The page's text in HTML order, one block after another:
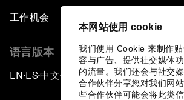
本网站使用 cookie
我们使用 Cookie 来制作
容与广告、提供社交媒体
的流量。我们还会与社交
合作伙伴分享您对我们网
些合作伙伴可能会将此类
工作机会
语言版本
EN ▪ ES▪中文▪ 日本語